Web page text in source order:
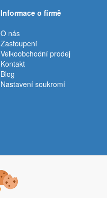
Informace o firmě
O nás
Zastoupení
Velkoobchodní prodej
Kontakt
Blog
Nastavení soukromí